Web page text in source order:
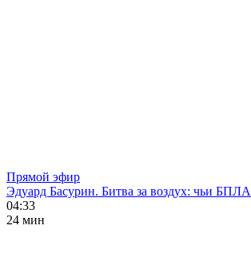
Прямой эфир
Эдуард Басурин. Битва за воздух: чьи БПЛА
04:33
24 мин